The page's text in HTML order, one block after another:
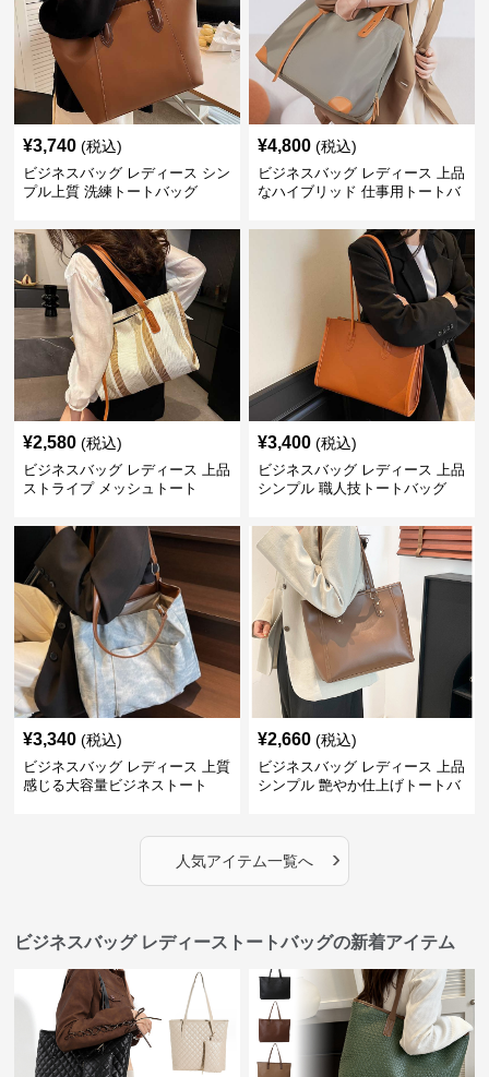
¥3,740 (税込)
ビジネスバッグ レディース シン
プル上質 洗練トートバッグ
¥4,800 (税込)
ビジネスバッグ レディース 上品
なハイブリッド 仕事用トートバ
¥2,580 (税込)
ビジネスバッグ レディース 上品
ストライプ メッシュトート
¥3,400 (税込)
ビジネスバッグ レディース 上品
シンプル 職人技トートバッグ
¥3,340 (税込)
ビジネスバッグ レディース 上質
感じる大容量ビジネストート
¥2,660 (税込)
ビジネスバッグ レディース 上品
シンプル 艶やか仕上げトートバ
人気アイテム一覧へ ›
ビジネスバッグ レディーストートバッグの新着アイテム